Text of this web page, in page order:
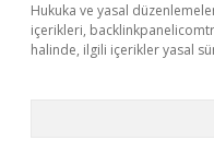
Hukuka ve yasal
içerikleri,
halinde, ilgili içerikler yasal